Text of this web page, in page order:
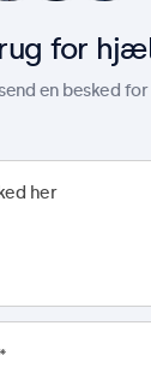
Om
Arbejd hos os
for
en besked